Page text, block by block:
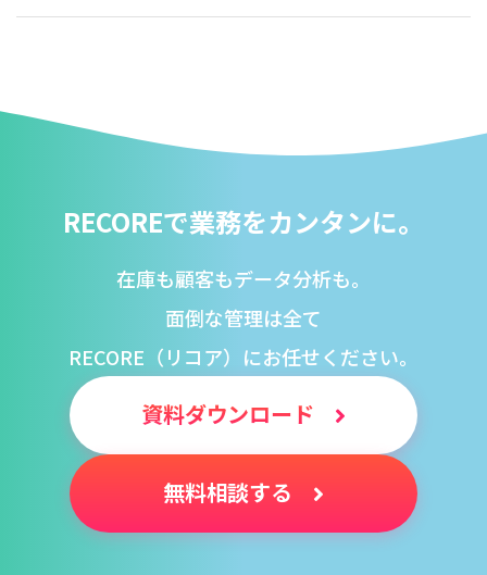
RECOREで業務をカンタンに。
在庫も顧客もデータ分析も。
面倒な管理は全て
RECORE（リコア）にお任せください。
資料ダウンロード
無料相談する